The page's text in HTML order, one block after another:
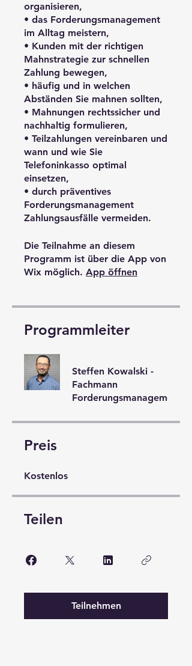
organisieren,
• das Forderungsmanagement
im Alltag meistern,
• Kunden mit der richtigen
Mahnstrategie zur schnellen
Zahlung bewegen,
• häufig und in welchen
Abständen Sie mahnen sollten,
• Mahnungen rechtssicher und
nachhaltig formulieren,
• Teilzahlungen vereinbaren und
wann und wie Sie
Telefoninkasso optimal
einsetzen,
• durch präventives
Forderungsmanagement
Die Teilnahme an diesem
Programm ist über die App von
Wix möglich. App öffnen
Programmleiter
Steffen Kowalski -
Fachmann
Forderungsmanagement
Preis
Kostenlos
Teilen
Teilnehmen